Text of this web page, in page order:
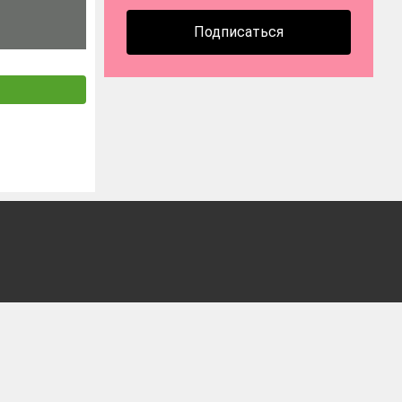
Подписаться